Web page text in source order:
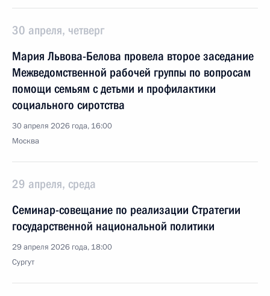
30 апреля, четверг
Мария Львова-Белова провела второе заседание
Межведомственной рабочей группы по вопросам
помощи семьям с детьми и профилактики
социального сиротства
30 апреля 2026 года, 16:00
Москва
29 апреля, среда
Cеминар-совещание по реализации Стратегии
государственной национальной политики
29 апреля 2026 года, 18:00
Сургут